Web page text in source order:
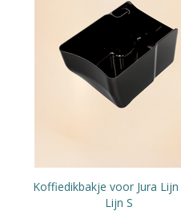
Koffiedikbakje voor Jura Lijn
Lijn S